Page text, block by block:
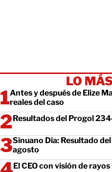
LO
Antes y después de Elize
reales del caso
Resultados del Progol
Sinuano Día: Resultado
agosto
El CEO con visión de